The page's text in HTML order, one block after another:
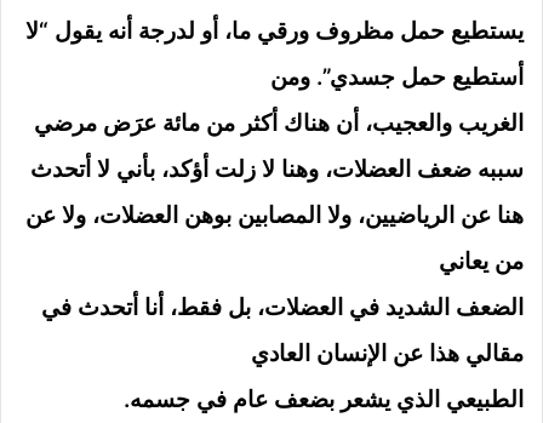
يستطيع حمل مظروف ورقي ما، أو لدرجة أنه يقول “لا
أستطيع حمل جسدي”. ومن
الغريب والعجيب، أن هناك أكثر من مائة عرَض مرضي
سببه ضعف العضلات، وهنا لا زلت أؤكد، بأني لا أتحدث
هنا عن الرياضيين، ولا المصابين بوهن العضلات، ولا عن
من يعاني
الضعف الشديد في العضلات، بل فقط، أنا أتحدث في
مقالي هذا عن الإنسان العادي
الطبيعي الذي يشعر بضعف عام في جسمه.